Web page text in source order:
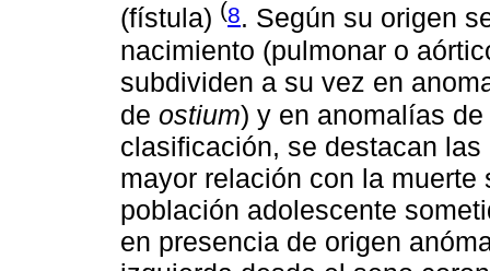
(fístula) (8. Según su origen
nacimiento (pulmonar o
subdividen a su vez en
de ostium) y en anomalías
clasificación, se destacan
mayor relación con la
población adolescente
en presencia de origen